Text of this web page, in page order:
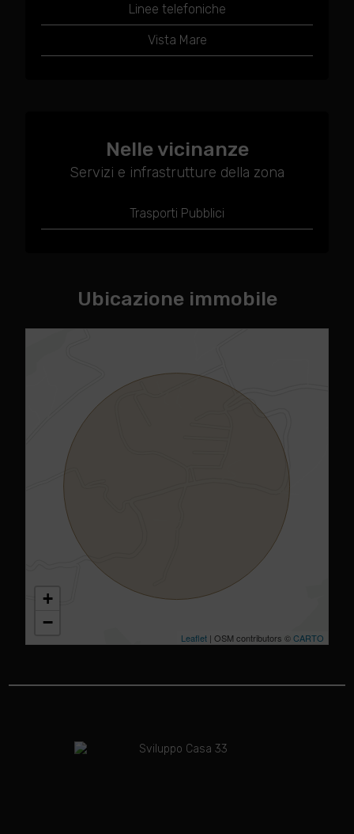
Linee telefoniche
Vista Mare
Nelle vicinanze
Servizi e infrastrutture della zona
Trasporti Pubblici
Ubicazione immobile
+
−
Leaflet| OSM contributors ©CARTO